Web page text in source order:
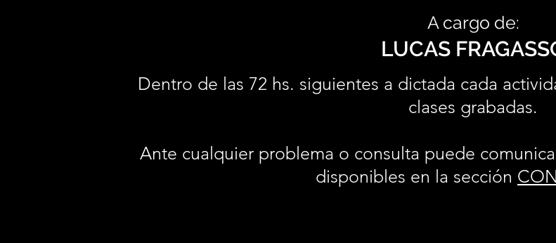
A cargo de:
LUCAS
Dentro de las 72 hs. siguientes a dictada cada
clases grabadas.
Ante cualquier problema o consulta puede
disponibles en la sección